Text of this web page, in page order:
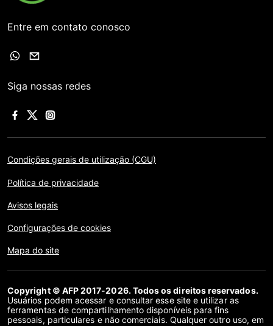
Entre em contato conosco
Siga nossas redes
Condições gerais de utilização (CGU)
Política de privacidade
Avisos legais
Configurações de cookies
Mapa do site
Copyright © AFP 2017-2026. Todos os direitos reservados.
Usuários podem acessar e consultar esse site e utilizar as
ferramentas de compartilhamento disponíveis para fins
pessoais, particulares e não comerciais. Qualquer outro uso, em